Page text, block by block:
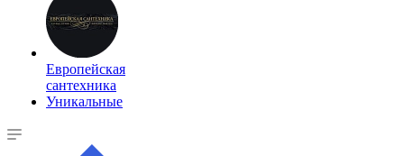
Европейская
сантехника
Уникальные